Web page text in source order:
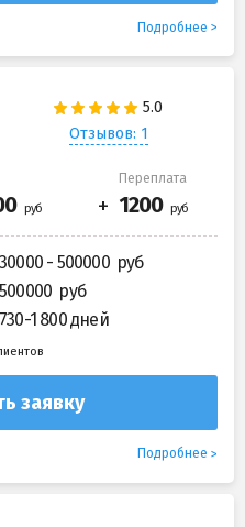
Подробнее
Отзывов: 1
Переплата
30000 - 500000
500000
730-1 800 дней
заявку
Подробнее